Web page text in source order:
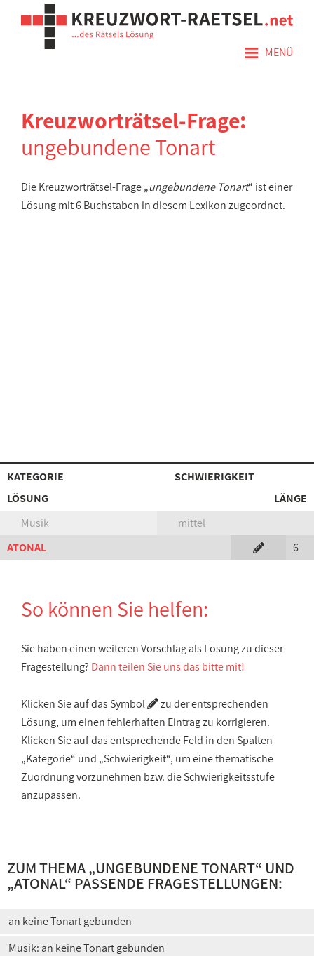
≡ MENÜ
Kreuzworträtsel-Frage:
ungebundene Tonart
Die Kreuzworträtsel-Frage „ungebundene Tonart“ ist einer
Lösung mit 6 Buchstaben in diesem Lexikon zugeordnet.
KATEGORIE
SCHWIERIGKEIT
LÖSUNG
LÄNGE
Musik
mittel
ATONAL
6
So können Sie helfen:
Sie haben einen weiteren Vorschlag als Lösung zu dieser
Fragestellung? Dann teilen Sie uns das bitte mit!
Klicken Sie auf das Symbol
zu der entsprechenden
Lösung, um einen fehlerhaften Eintrag zu korrigieren.
Klicken Sie auf das entsprechende Feld in den Spalten
„Kategorie“ und „Schwierigkeit“, um eine thematische
Zuordnung vorzunehmen bzw. die Schwierigkeitsstufe
anzupassen.
ZUM THEMA „UNGEBUNDENE TONART“ UND
„ATONAL“ PASSENDE FRAGESTELLUNGEN:
an keine Tonart gebunden
Musik: an keine Tonart gebunden